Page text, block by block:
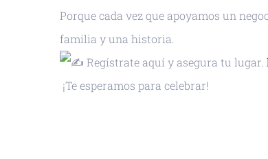
Porque cada vez que apoyamos un
familia y una historia.
Regístrate aquí y asegura tu lugar.
¡Te esperamos para celebrar!